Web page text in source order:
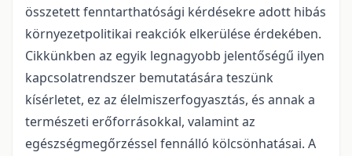
összetett fenntarthatósági kérdésekre adott hibás
környezetpolitikai reakciók elkerülése érdekében.
Cikkünkben az egyik legnagyobb jelentőségű ilyen
kapcsolatrendszer bemutatására teszünk
kísérletet, ez az élelmiszerfogyasztás, és annak a
természeti erőforrásokkal, valamint az
egészségmegőrzéssel fennálló kölcsönhatásai. A